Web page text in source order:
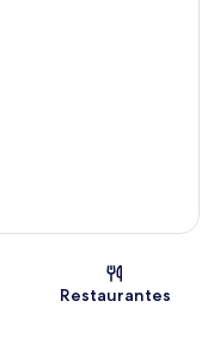
mapa
Restaurantes